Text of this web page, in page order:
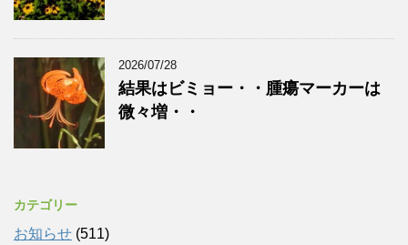
2026/07/28
結果はビミョー・・腫瘍マーカーは
微々増・・
カテゴリー
お知らせ (511)